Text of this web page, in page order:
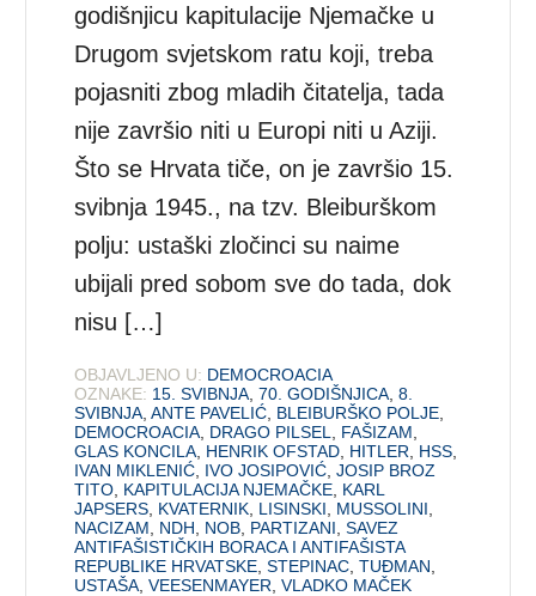
godišnjicu kapitulacije Njemačke u
Drugom svjetskom ratu koji, treba
pojasniti zbog mladih čitatelja, tada
nije završio niti u Europi niti u Aziji.
Što se Hrvata tiče, on je završio 15.
svibnja 1945., na tzv. Bleiburškom
polju: ustaški zločinci su naime
ubijali pred sobom sve do tada, dok
nisu […]
OBJAVLJENO U: DEMOCROACIA
OZNAKE: 15. SVIBNJA ,70. GODIŠNJICA ,8.
SVIBNJA ,ANTE PAVELIĆ BLEIBURŠKO POLJE
DEMOCROACIA DRAGO PILSEL FAŠIZAM
GLAS KONCILA HENRIK OFSTAD HITLER HSS
IVAN MIKLENIĆ IVO JOSIPOVIĆ ,JOSIP BROZ
TITO KAPITULACIJA NJEMAČKE KARL
JAPSERS KVATERNIK LISINSKI MUSSOLINI
NACIZAM
NDH NOB PARTIZANI ,SAVEZ
ANTIFAŠISTIČKIH BORACA I ANTIFAŠISTA
REPUBLIKE HRVATSKE ,STEPINAC ,TUĐMAN
USTAŠA ,VEESENMAYER ,VLADKO MAČEK